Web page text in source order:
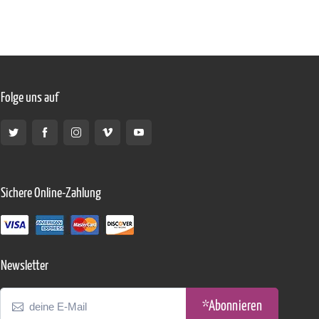
Folge uns auf
Sichere Online-Zahlung
Newsletter
*Abonnieren